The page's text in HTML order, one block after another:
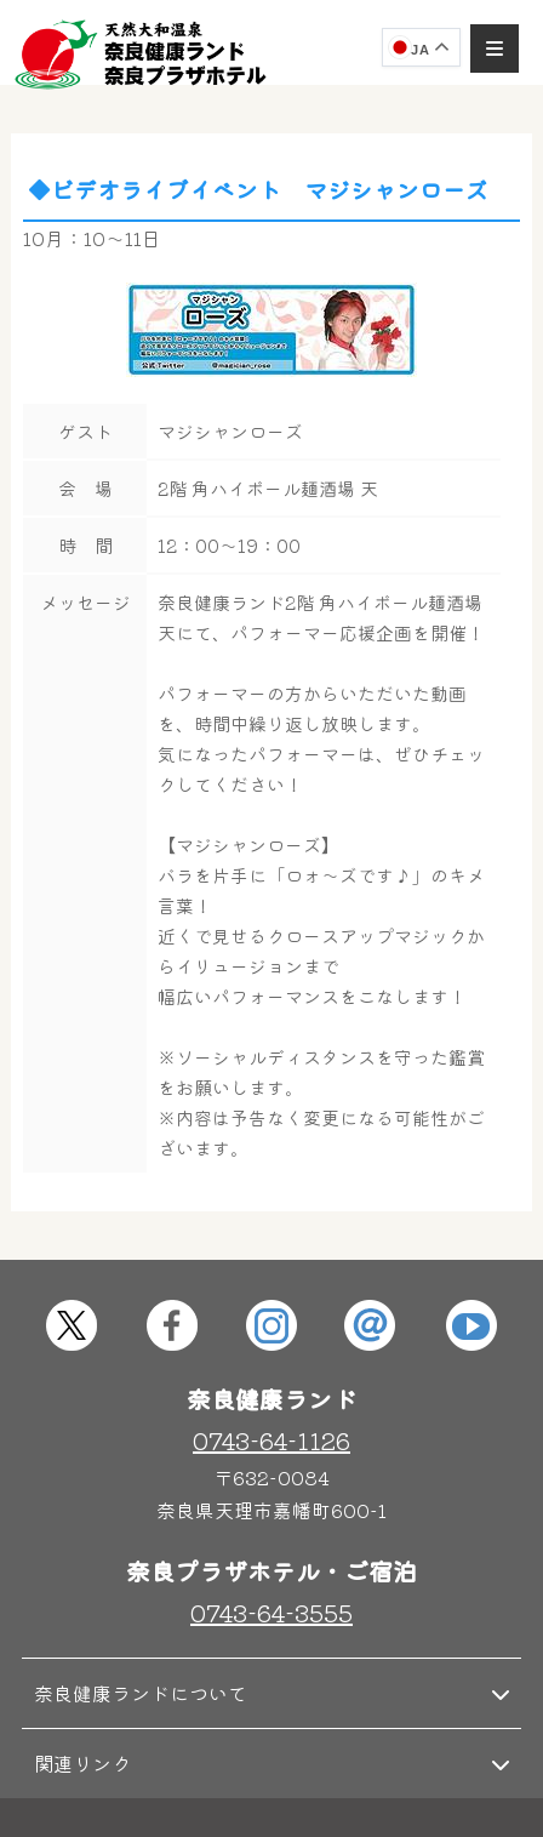
JA
奈良わんぱくランド
はしゃきっズ
ボディケア
◆ビデオライブイベント マジシャンローズ
10月：10～11日
ゲスト マジシャンローズ
会 場 2階 角ハイボール麺酒場 天
時 間 12：00～19：00
メッセージ
奈良健康ランド2階 角ハイボール麺酒場
天にて、パフォーマー応援企画を開催！
パフォーマーの方からいただいた動画
を、時間中繰り返し放映します。
気になったパフォーマーは、ぜひチェッ
クしてください！
【マジシャンローズ】
バラを片手に「ロォ～ズです♪」のキメ
言葉！
近くで見せるクロースアップマジックか
らイリュージョンまで
幅広いパフォーマンスをこなします！
※ソーシャルディスタンスを守った鑑賞
をお願いします。
※内容は予告なく変更になる可能性がご
ざいます。
奈良健康ランド
0743-64-1126
〒632-0084
奈良県天理市嘉幡町600-1
奈良プラザホテル・ご宿泊
0743-64-3555
奈良健康ランドについて
関連リンク
AIコンシェルジュ
オンライン
奈良健康ランド AIコンシェルジュです。
ご質問をお伺いします。